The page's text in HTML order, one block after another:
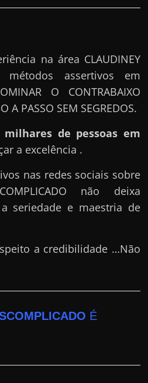
na área CLAUDINEY
métodos assertivos em
O CONTRABAIXO
A PASSO SEM SEGREDOS.
milhares de pessoas em
a excelência .
nas redes sociais sobre
não deixa
seriedade e maestria de
a credibilidade …Não
É